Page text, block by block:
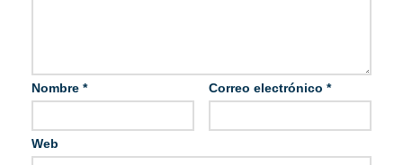
Nombre * Correo electrónico *
Web